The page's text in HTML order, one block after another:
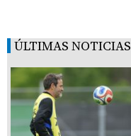
ÚLTIMAS NOTICIAS